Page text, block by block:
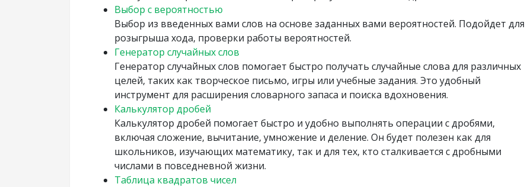
Выбор с вероятностью
Выбор из введенных вами слов на основе заданных вами вероятностей. Подойдет для
розыгрыша хода, проверки работы вероятностей.
Генератор случайных слов
Генератор случайных слов помогает быстро получать случайные слова для различных
целей, таких как творческое письмо, игры или учебные задания. Это удобный
инструмент для расширения словарного запаса и поиска вдохновения.
Калькулятор дробей
Калькулятор дробей помогает быстро и удобно выполнять операции с дробями,
включая сложение, вычитание, умножение и деление. Он будет полезен как для
школьников, изучающих математику, так и для тех, кто сталкивается с дробными
числами в повседневной жизни.
Таблица квадратов чисел